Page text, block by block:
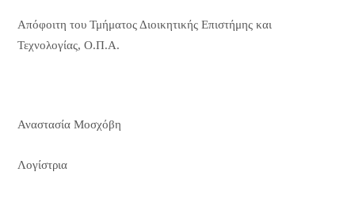
Απόφοιτη του Τμήματος Διοικητικής Επιστήμης και
Τεχνολογίας, Ο.Π.Α.
Αναστασία Μοσχόβη
Λογίστρια